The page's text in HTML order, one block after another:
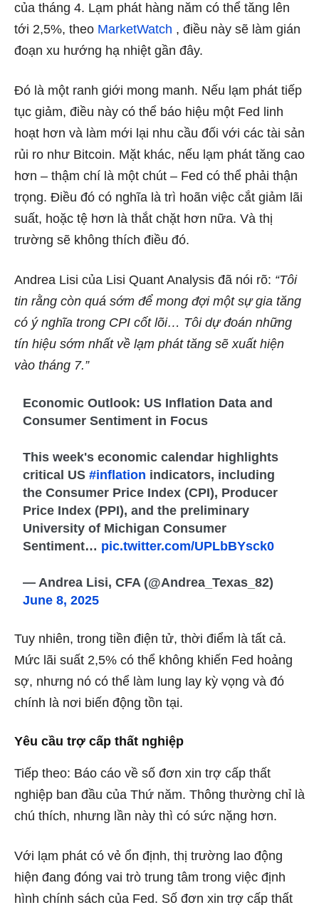
của tháng 4. Lạm phát hàng năm có thể tăng lên
tới 2,5%, theo MarketWatch , điều này sẽ làm gián
đoạn xu hướng hạ nhiệt gần đây.
Đó là một ranh giới mong manh. Nếu lạm phát tiếp
tục giảm, điều này có thể báo hiệu một Fed linh
hoạt hơn và làm mới lại nhu cầu đối với các tài sản
rủi ro như Bitcoin. Mặt khác, nếu lạm phát tăng cao
hơn – thậm chí là một chút – Fed có thể phải thận
trọng. Điều đó có nghĩa là trì hoãn việc cắt giảm lãi
suất, hoặc tệ hơn là thắt chặt hơn nữa. Và thị
trường sẽ không thích điều đó.
Andrea Lisi của Lisi Quant Analysis đã nói rõ: “Tôi
tin rằng còn quá sớm để mong đợi một sự gia tăng
có ý nghĩa trong CPI cốt lõi… Tôi dự đoán những
tín hiệu sớm nhất về lạm phát tăng sẽ xuất hiện
vào tháng 7.”
Economic Outlook: US Inflation Data and
Consumer Sentiment in Focus
This week's economic calendar highlights
critical US#inflation indicators, including
the Consumer Price Index (CPI), Producer
Price Index (PPI), and the preliminary
University of Michigan Consumer
Sentiment… pic.twitter.com/UPLbBYsck0
— Andrea Lisi, CFA (@Andrea_Texas_82)
June 8, 2025
Tuy nhiên, trong tiền điện tử, thời điểm là tất cả.
Mức lãi suất 2,5% có thể không khiến Fed hoảng
sợ, nhưng nó có thể làm lung lay kỳ vọng và đó
chính là nơi biến động tồn tại.
Yêu cầu trợ cấp thất nghiệp
Tiếp theo: Báo cáo về số đơn xin trợ cấp thất
nghiệp ban đầu của Thứ năm. Thông thường chỉ là
chú thích, nhưng lần này thì có sức nặng hơn.
Với lạm phát có vẻ ổn định, thị trường lao động
hiện đang đóng vai trò trung tâm trong việc định
hình chính sách của Fed. Số đơn xin trợ cấp thất